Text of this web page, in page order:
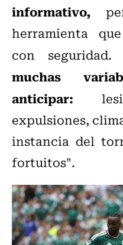
informativo,
herramienta
con seguridad.
muchas
anticipar:
expulsiones,
instancia del
fortuitos".